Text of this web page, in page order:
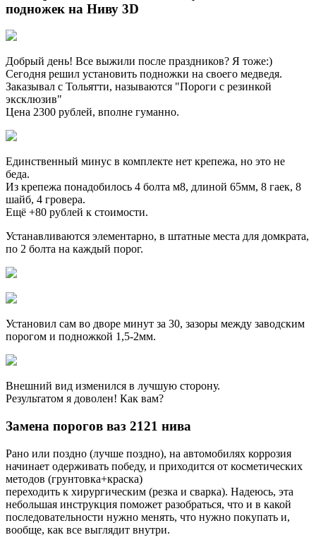
подножек на Ниву 3D
Добрый день! Все выжили после праздников? Я тоже:)
Сегодня решил установить подножки на своего медведя.
Заказывал с Тольятти, называются "Пороги с резинкой
эксклюзив"
Цена 2300 рублей, вполне гуманно.
Единственный минус в комплекте нет крепежа, но это не
беда.
Из крепежа понадобилось 4 болта м8, длиной 65мм, 8 гаек, 8
шайб, 4 гровера.
Ещё +80 рублей к стоимости.
Устанавливаются элементарно, в штатные места для домкрата,
по 2 болта на каждый порог.
Установил сам во дворе минут за 30, зазоры между заводским
порогом и подножкой 1,5-2мм.
Внешний вид изменился в лучшую сторону.
Результатом я доволен! Как вам?
Замена порогов ваз 2121 нива
Рано или поздно (лучше поздно), на автомобилях коррозия
начинает одерживать победу, и приходится от косметических
методов (грунтовка+краска)
переходить к хирургическим (резка и сварка). Надеюсь, эта
небольшая инструкция поможет разобраться, что и в какой
последовательности нужно менять, что нужно покупать и,
вообще, как все выглядит внутри.